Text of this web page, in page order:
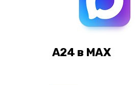
А24 в MAX